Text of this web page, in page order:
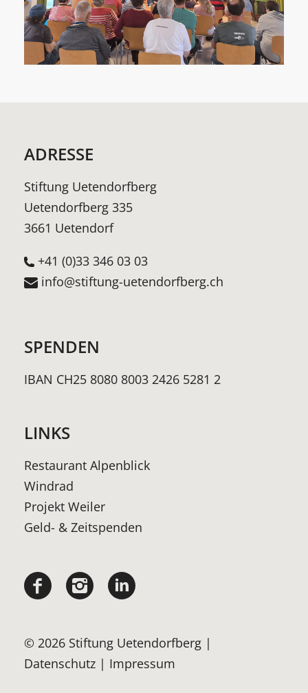
ADRESSE
Stiftung Uetendorfberg
Uetendorfberg 335
3661 Uetendorf
+41 (0)33 346 03 03
info@stiftung-uetendorfberg.ch
SPENDEN
IBAN CH25 8080 8003 2426 5281 2
LINKS
Restaurant Alpenblick
Windrad
Projekt Weiler
Geld- & Zeitspenden
© 2026 Stiftung Uetendorfberg |
Datenschutz | Impressum